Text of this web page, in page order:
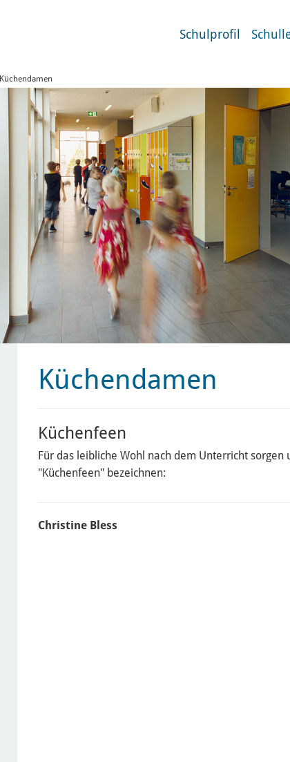
Schulprofil
Küchendamen
Küchendamen
Küchenfeen
Für das leibliche Wohl nach dem Unterricht
"Küchenfeen" bezeichnen:
Christine Bless